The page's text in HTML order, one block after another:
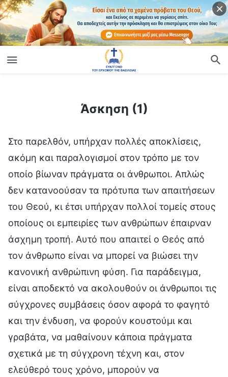
Άσκηση (1)
Στο παρελθόν, υπήρχαν πολλές αποκλίσεις,
ακόμη και παραλογισμοί στον τρόπο με τον
οποίο βίωναν πράγματα οι άνθρωποι. Απλώς
δεν κατανοούσαν τα πρότυπα των απαιτήσεων
του Θεού, κι έτσι υπήρχαν πολλοί τομείς στους
οποίους οι εμπειρίες των ανθρώπων έπαιρναν
άσχημη τροπή. Αυτό που απαιτεί ο Θεός από
τον άνθρωπο είναι να μπορεί να βιώσει την
κανονική ανθρώπινη φύση. Για παράδειγμα,
είναι αποδεκτό να ακολουθούν οι άνθρωποι τις
σύγχρονες συμβάσεις όσον αφορά το φαγητό
και την ένδυση, να φορούν κουστούμι και
γραβάτα, να μαθαίνουν κάποια πράγματα
σχετικά με τη σύγχρονη τέχνη και, στον
ελεύθερό τους χρόνο, μπορούν να